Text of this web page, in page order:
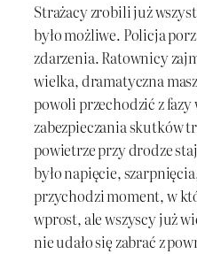
Strażacy zrobili już
było możliwe. Policja
zdarzenia. Ratownicy
wielka, dramatyczna
powoli przechodzić z fazy
zabezpieczania skutków
powietrze przy drodze
było napięcie,
przychodzi moment, w
wprost, ale wszyscy już
nie udało się zabrać z